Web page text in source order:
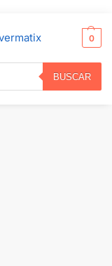
BUSCAR
0
– Router – Wireless · Archer BE550